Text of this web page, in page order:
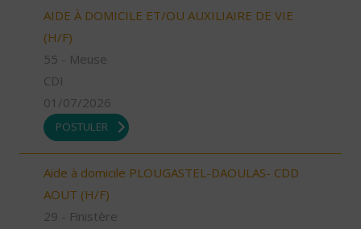
AIDE À DOMICILE ET/OU AUXILIAIRE DE VIE
(H/F)
55 - Meuse
CDI
01/07/2026
POSTULER
Aide à domicile PLOUGASTEL-DAOULAS- CDD
AOUT (H/F)
29 - Finistère